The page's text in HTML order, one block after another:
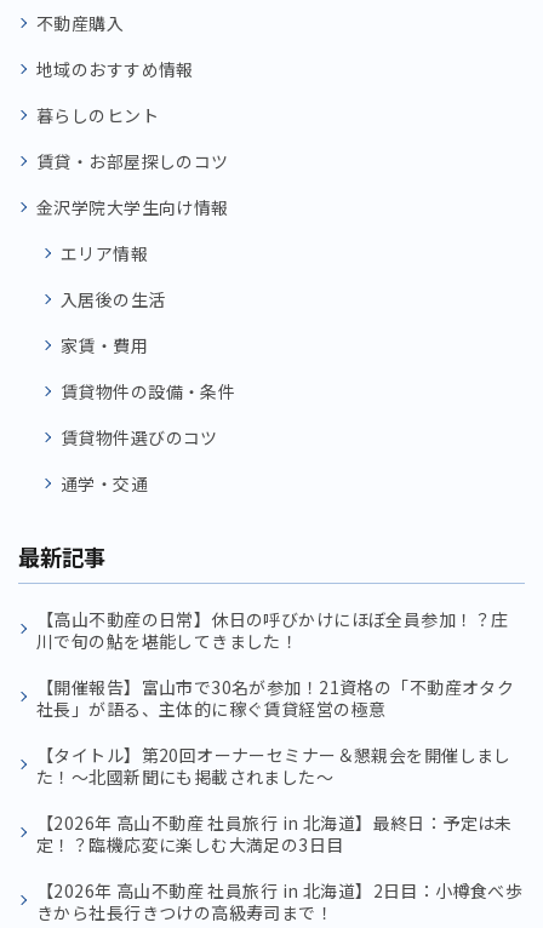
不動産購入
地域のおすすめ情報
暮らしのヒント
賃貸・お部屋探しのコツ
金沢学院大学生向け情報
エリア情報
入居後の生活
家賃・費用
賃貸物件の設備・条件
賃貸物件選びのコツ
通学・交通
最新記事
【高山不動産の日常】休日の呼びかけにほぼ全員参加！？庄
川で旬の鮎を堪能してきました！
【開催報告】富山市で30名が参加！21資格の「不動産オタク
社長」が語る、主体的に稼ぐ賃貸経営の極意
【タイトル】第20回オーナーセミナー＆懇親会を開催しまし
た！〜北國新聞にも掲載されました〜
【2026年 高山不動産 社員旅行 in 北海道】最終日：予定は未
定！？臨機応変に楽しむ大満足の3日目
【2026年 高山不動産 社員旅行 in 北海道】2日目：小樽食べ歩
きから社長行きつけの高級寿司まで！